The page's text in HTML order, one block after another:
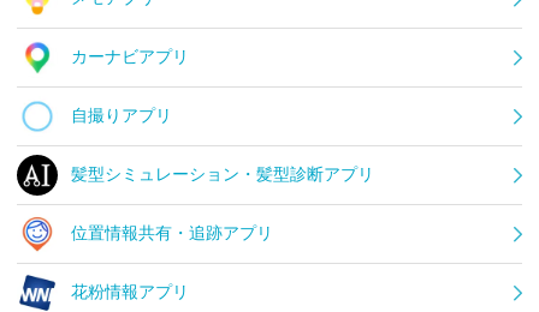
カーナビアプリ
自撮りアプリ
髪型シミュレーション・髪型診断アプリ
位置情報共有・追跡アプリ
花粉情報アプリ